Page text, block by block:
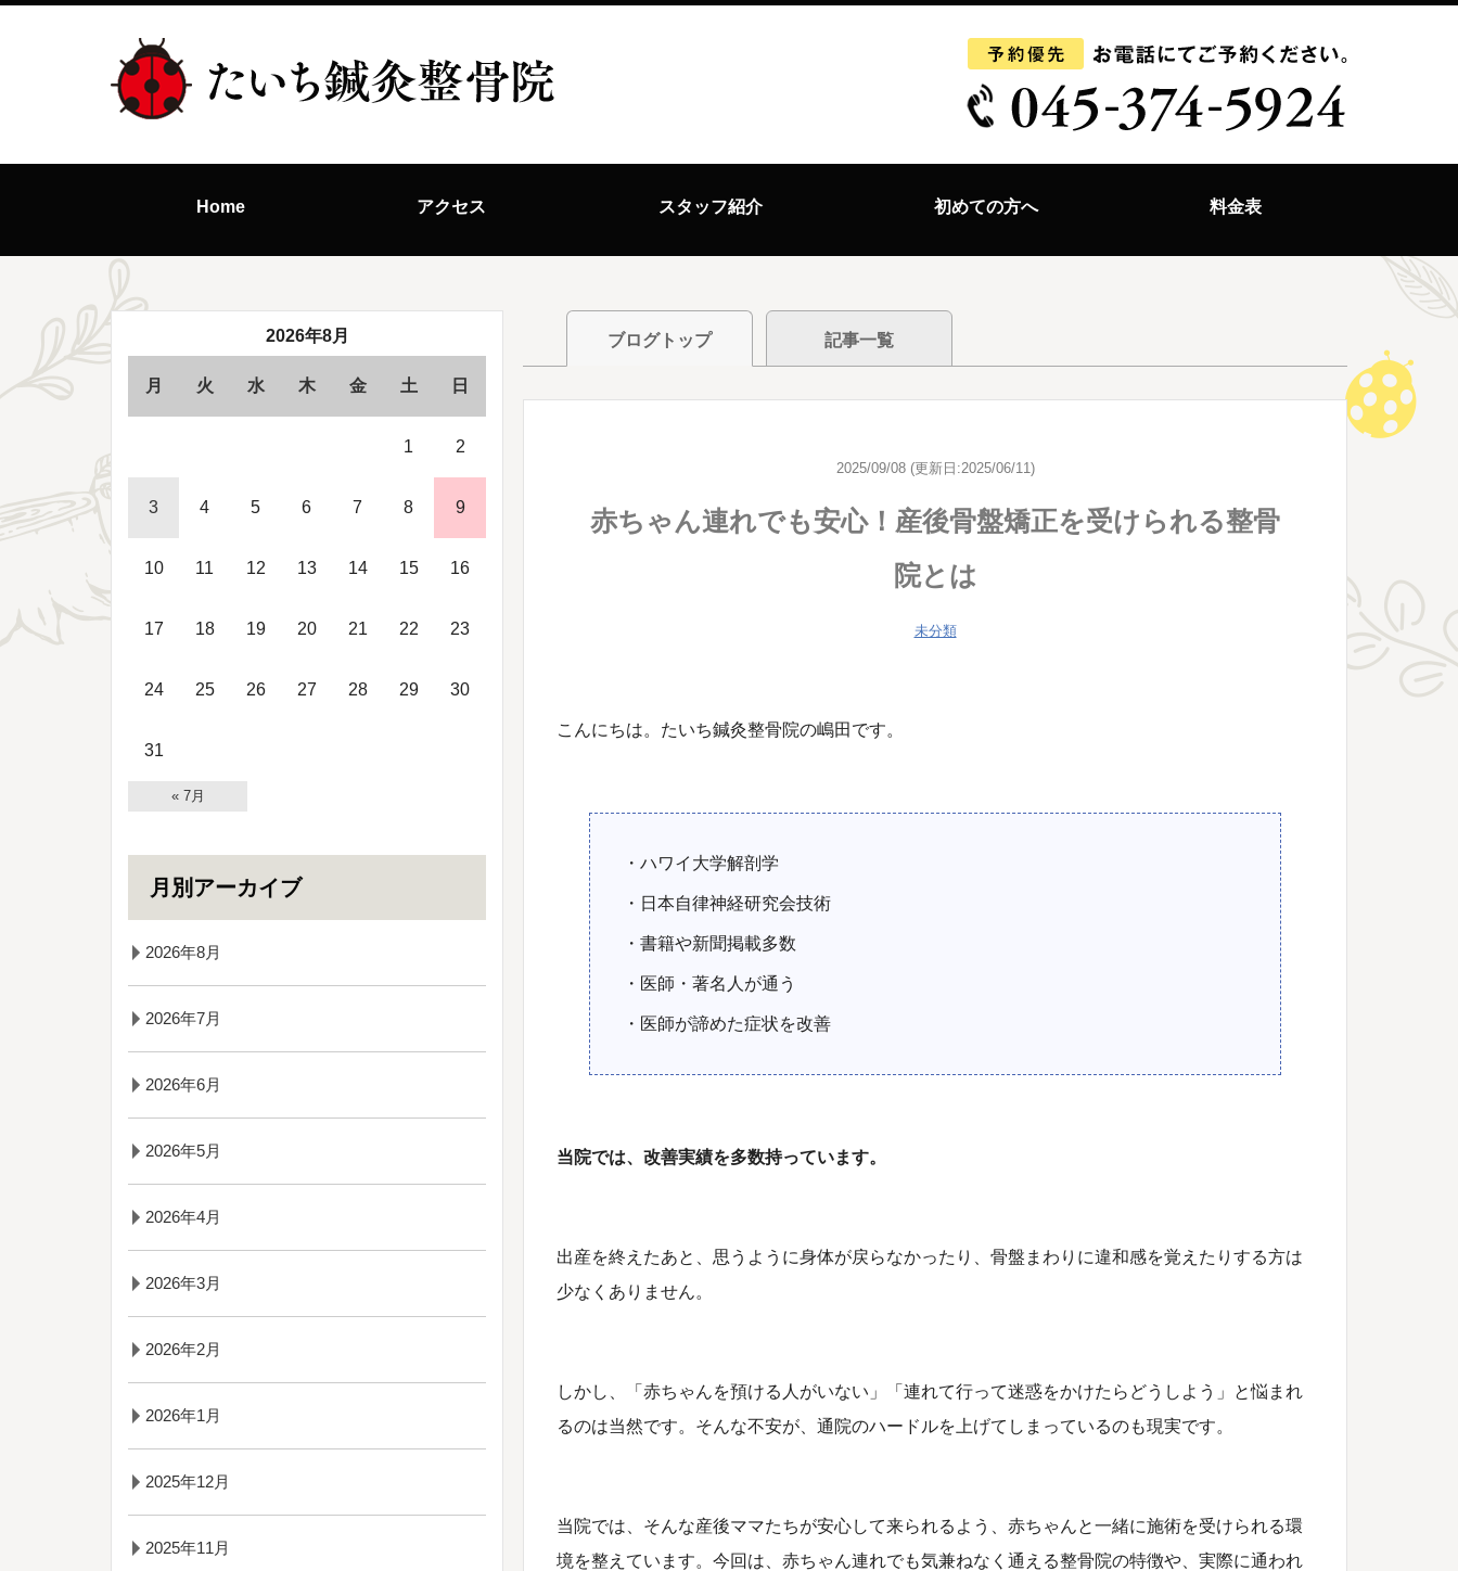
Home アクセス スタッフ紹介 初めての方へ 料金表
ブログトップ 記事一覧
2025/09/08 (更新日:2025/06/11)
赤ちゃん連れでも安心！産後骨盤矯正を受けられる整骨
院とは
未分類
こんにちは。たいち鍼灸整骨院の嶋田です。
・ハワイ大学解剖学
・日本自律神経研究会技術
・書籍や新聞掲載多数
・医師・著名人が通う
・医師が諦めた症状を改善
当院では、改善実績を多数持っています。
出産を終えたあと、思うように身体が戻らなかったり、骨盤まわりに違和感を覚えたりする方は
少なくありません。
しかし、「赤ちゃんを預ける人がいない」「連れて行って迷惑をかけたらどうしよう」と悩まれ
るのは当然です。そんな不安が、通院のハードルを上げてしまっているのも現実です。
当院では、そんな産後ママたちが安心して来られるよう、赤ちゃんと一緒に施術を受けられる環
境を整えています。今回は、赤ちゃん連れでも気兼ねなく通える整骨院の特徴や、実際に通われ
2026年8月
月 火 水 木 金 土 日
1 2
3 4 5 6 7 8 9
10 11 12 13 14 15 16
17 18 19 20 21 22 23
24 25 26 27 28 29 30
31
« 7月
月別アーカイブ
2026年8月
2026年7月
2026年6月
2026年5月
2026年4月
2026年3月
2026年2月
2026年1月
2025年12月
2025年11月